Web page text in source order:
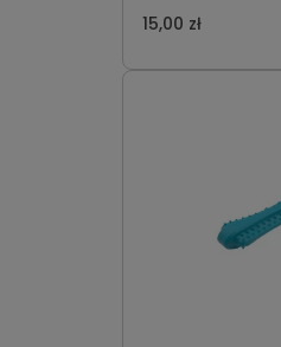
15,00 zł